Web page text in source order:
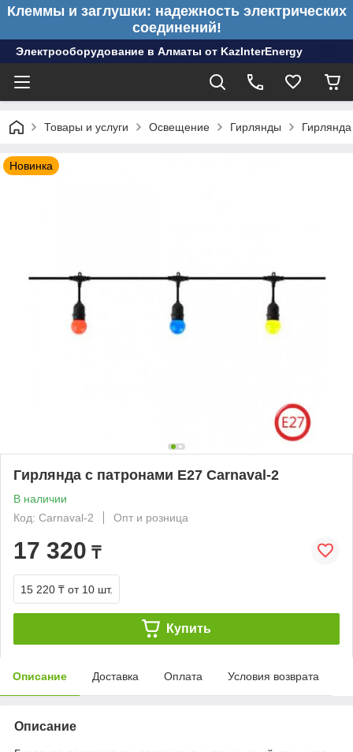
Клеммы и заглушки: надежность электрических
соединений!
Электрооборудование в Алматы от KazInterEnergy
Товары и услуги Освещение Гирлянды
Новинка
Гирлянда с патронами Е27 Carnaval-2
В наличии
Код: Carnaval-2
Опт и розница
17 320 ₸
15 220 ₸ от 10 шт.
Купить
Описание Доставка Оплата Условия возврата
Описание